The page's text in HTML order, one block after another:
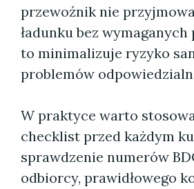
przewoźnik nie
ładunku bez
to minimalizuje ryzyko
problemów
W praktyce warto
checklist przed każdym
sprawdzenie numerów
odbiorcy, prawidłowego